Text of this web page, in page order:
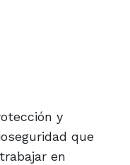
y
que
en